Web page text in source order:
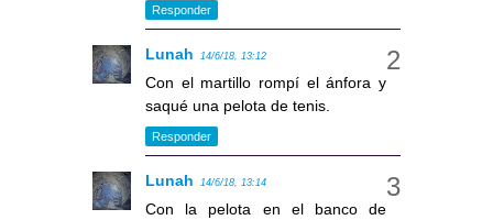
Responder
Lunah 14/6/18, 13:12
Con el martillo rompí el ánfora y
saqué una pelota de tenis.
Responder
Lunah 14/6/18, 13:14
Con la pelota en el banco de